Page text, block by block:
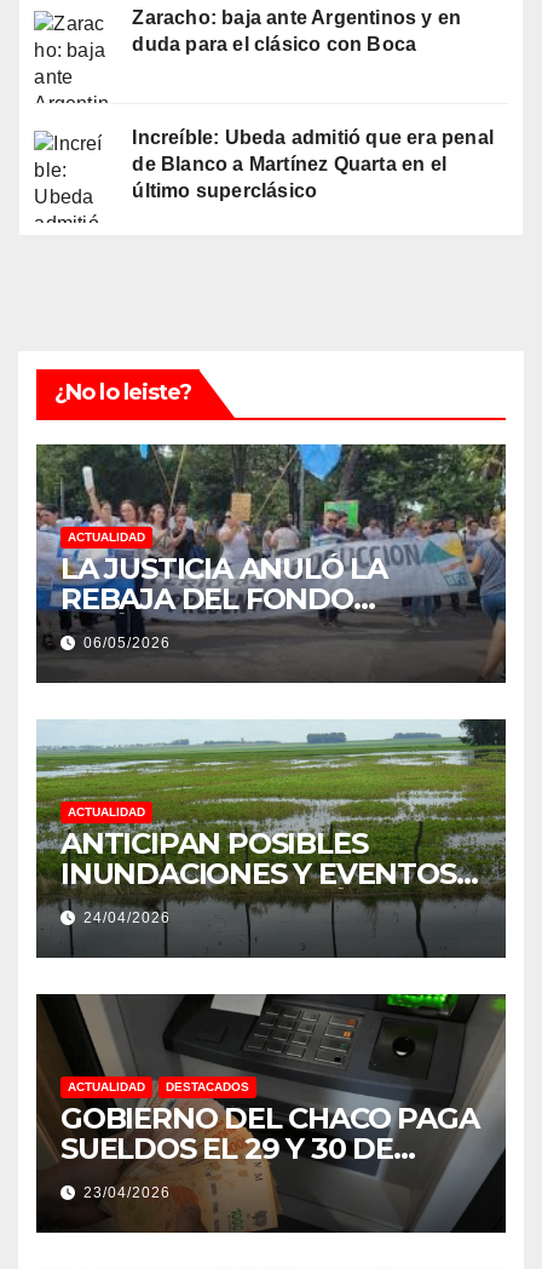
Zaracho: baja ante Argentinos y en
duda para el clásico con Boca
Increíble: Ubeda admitió que era penal
de Blanco a Martínez Quarta en el
último superclásico
¿No lo leiste?
ACTUALIDAD
LA JUSTICIA ANULÓ LA
REBAJA DEL FONDO
ESTÍMULO A EMPLEADOS DE
PRODUCCIÓN DE LA
PROVINCIA DEL CHACO
06/05/2026
ACTUALIDAD
ANTICIPAN POSIBLES
INUNDACIONES Y EVENTOS
EXTREMOS: “PODRÍA SER UN
NIÑO MUY IMPORTANTE”
24/04/2026
ACTUALIDAD DESTACADOS
GOBIERNO DEL CHACO PAGA
SUELDOS EL 29 Y 30 DE
ABRIL, CON EL 2% DE
AUMENTO
23/04/2026